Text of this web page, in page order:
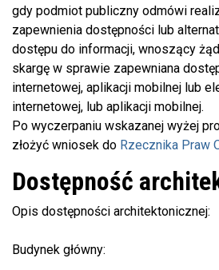
gdy podmiot publiczny odmówi
zapewnienia dostępności lub
dostępu do informacji, wnoszący
skargę w sprawie zapewniana
internetowej, aplikacji mobilnej lub
internetowej, lub aplikacji mobilnej.
Po wyczerpaniu wskazanej wyżej
złożyć wniosek do Rzecznika Praw
Dostępność
Opis dostępności architektonicznej:
Budynek główny: